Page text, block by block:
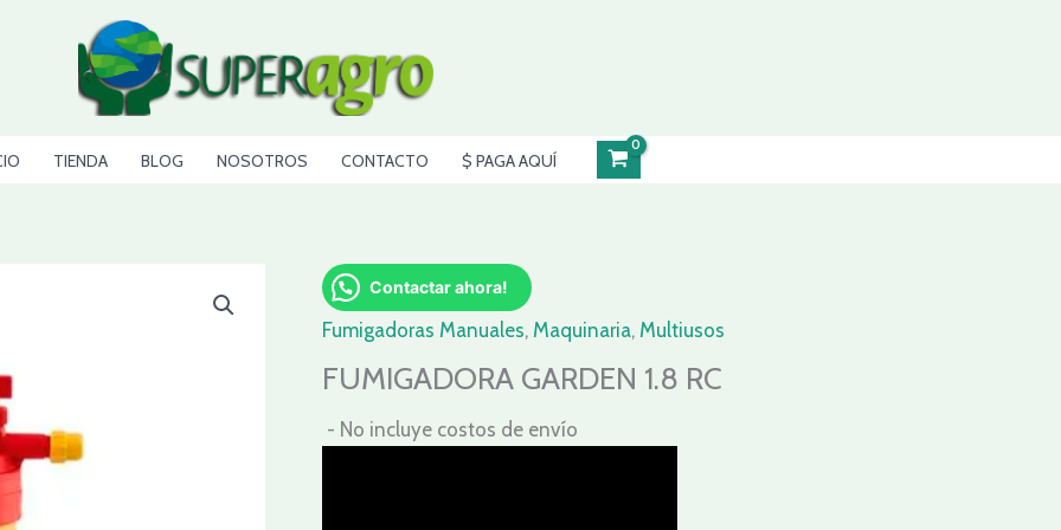
TIENDA BLOG NOSOTROS CONTACTO $ PAGA AQUÍ
Contactar ahora!
Fumigadoras Manuales, Maquinaria, Multiusos
FUMIGADORA GARDEN 1.8 RC
- No incluye costos de envío